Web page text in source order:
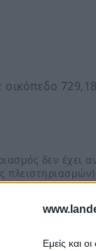
Εμείς και
δεν έχει
Περισσότερα